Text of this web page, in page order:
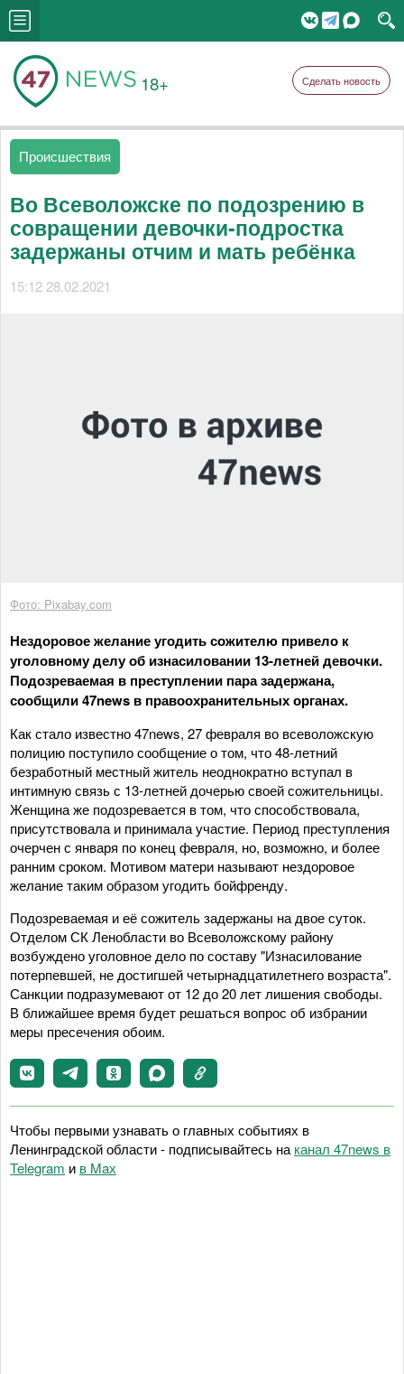
18+ Сделать новость
Происшествия
Во Всеволожске по подозрению в
совращении девочки-подростка
задержаны отчим и мать ребёнка
15:12 28.02.2021
Фото: Pixabay.com
Нездоровое желание угодить сожителю привело к
уголовному делу об изнасиловании 13-летней девочки.
Подозреваемая в преступлении пара задержана,
сообщили 47news в правоохранительных органах.
Как стало известно 47news, 27 февраля во всеволожскую
полицию поступило сообщение о том, что 48-летний
безработный местный житель неоднократно вступал в
интимную связь с 13-летней дочерью своей сожительницы.
Женщина же подозревается в том, что способствовала,
присутствовала и принимала участие. Период преступления
очерчен с января по конец февраля, но, возможно, и более
ранним сроком. Мотивом матери называют нездоровое
желание таким образом угодить бойфренду.
Подозреваемая и её сожитель задержаны на двое суток.
Отделом СК Ленобласти во Всеволожскому району
возбуждено уголовное дело по составу "Изнасилование
потерпевшей, не достигшей четырнадцатилетнего возраста".
Санкции подразумевают от 12 до 20 лет лишения свободы.
В ближайшее время будет решаться вопрос об избрании
меры пресечения обоим.
Чтобы первыми узнавать о главных событиях в
Ленинградской области - подписывайтесь на канал 47news в
Telegram и в Maх